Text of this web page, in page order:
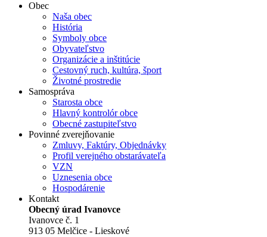
Obec
Naša obec
História
Symboly obce
Obyvateľstvo
Organizácie a inštitúcie
Cestovný ruch, kultúra, šport
Životné prostredie
Samospráva
Starosta obce
Hlavný kontrolór obce
Obecné zastupiteľstvo
Povinné zverejňovanie
Zmluvy, Faktúry, Objednávky
Profil verejného obstarávateľa
VZN
Uznesenia obce
Hospodárenie
Kontakt
Obecný úrad Ivanovce
Ivanovce č. 1
913 05 Melčice - Lieskové